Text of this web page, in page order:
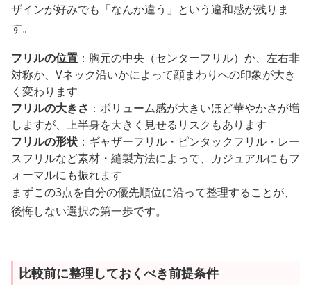
ザインが好みでも「なんか違う」という違和感が残りま
す。
フリルの位置 ：胸元の中央（センターフリル）か、左右非
対称か、Vネック沿いかによって顔まわりへの印象が大き
く変わります
フリルの大きさ ：ボリューム感が大きいほど華やかさが増
しますが、上半身を大きく見せるリスクもあります
フリルの形状 ：ギャザーフリル・ピンタックフリル・レー
スフリルなど素材・縫製方法によって、カジュアルにもフ
ォーマルにも振れます
まずこの3点を自分の優先順位に沿って整理することが、
後悔しない選択の第一歩です。
比較前に整理しておくべき前提条件